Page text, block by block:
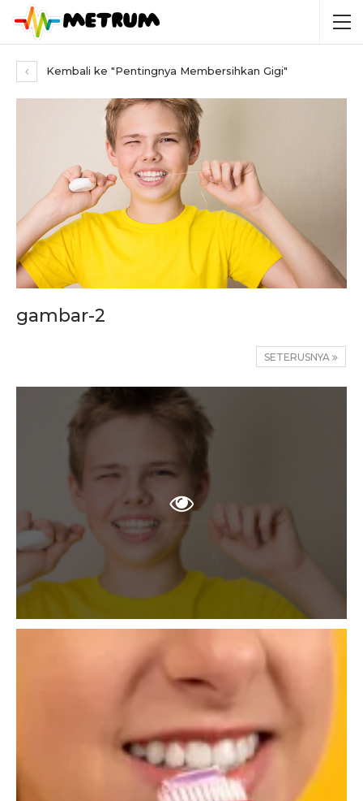
Kembali ke "Pentingnya Membersihkan Gigi"
gambar-2
SETERUSNYA